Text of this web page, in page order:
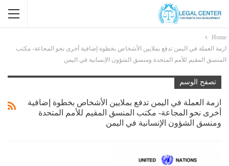
Home
ازمة العملة في اليمن تدفع بملايين الأشخاص بخطوة إضافية أخرى نحو المجاعة- مكتب
المنسق المقيم للأمم المتحدة ومنسق الشؤون الإنسانية في اليمن
تصفح الوسم
ازمة العملة في اليمن تدفع بملايين الأشخاص بخطوة إضافية
أخرى نحو المجاعة- مكتب المنسق المقيم للأمم المتحدة
ومنسق الشؤون الإنسانية في اليمن